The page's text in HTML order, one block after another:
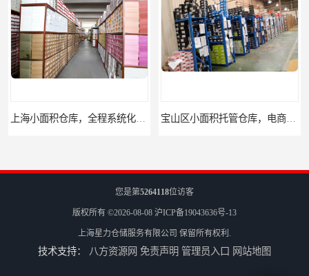
宝山区小面积托管仓库，电商仓库 嘉定区小面积仓库，电商仓库，10平起租
您是第5264118位访客
版权所有 ©2026-08-08 沪ICP备19043636号-13
上海星力仓储服务有限公司 保留所有权利.
技术支持： 八方资源网 免责声明 管理员入口 网站地图